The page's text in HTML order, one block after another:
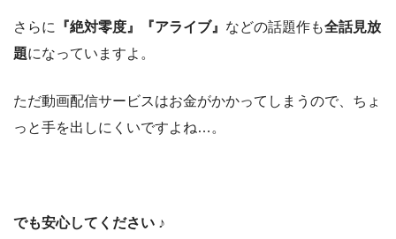
さらに 『絶対零度』『アライブ』 などの話題作も全話見放
題になっていますよ。
ただ動画配信サービスはお金がかかってしまうので、ちょ
っと手を出しにくいですよね…。
でも安心してください ♪